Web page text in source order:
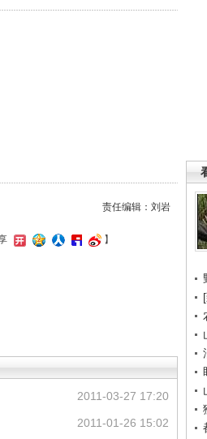
责任编辑：刘岩
】
2011-03-27 17:20
2011-01-26 15:02